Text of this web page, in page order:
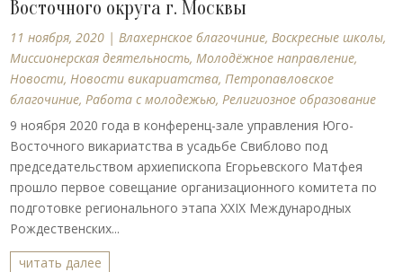
Восточного округа г. Москвы
11 ноября, 2020 |Влахернское благочиние,Воскресные школы,
Миссионерская деятельность,Молодёжное направление,
Новости,Новости викариатства,Петропавловское
благочиние,Работа с молодежью,Религиозное образование
9 ноября 2020 года в конференц-зале управления Юго-
Восточного викариатства в усадьбе Свиблово под
председательством архиепископа Егорьевского Матфея
прошло первое совещание организационного комитета по
подготовке регионального этапа XXIХ Международных
Рождественских...
читать далее